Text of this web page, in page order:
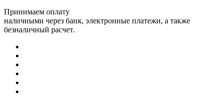
Принимаем оплату
наличными через банк, электронные платежи, а также
безналичный расчет.